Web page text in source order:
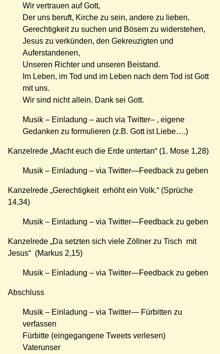
Wir vertrauen auf Gott,
Der uns beruft, Kirche zu sein, andere zu lieben,
Gerechtigkeit zu suchen und Bösem zu widerstehen,
Jesus zu verkünden, den Gekreuzigten und
Auferstandenen,
Unseren Richter und unseren Beistand.
Im Leben, im Tod und im Leben nach dem Tod ist Gott
mit uns.
Wir sind nicht allein. Dank sei Gott.
Musik – Einladung – auch via Twitter– , eigene
Gedanken zu formulieren (z.B. Gott ist Liebe….)
Kanzelrede „Macht euch die Erde untertan“ (1. Mose 1,28)
Musik – Einladung – via Twitter—Feedback zu geben
Kanzelrede „Gerechtigkeit erhöht ein Volk.“ (Sprüche
14,34)
Musik – Einladung – via Twitter—Feedback zu geben
Kanzelrede „Da setzten sich viele Zöllner zu Tisch mit
Jesus“ (Markus 2,15)
Musik – Einladung – via Twitter—Feedback zu geben
Abschluss
Musik – Einladung – via Twitter— Fürbitten zu
verfassen
Fürbitte (eingegangene Tweets verlesen)
Vaterunser